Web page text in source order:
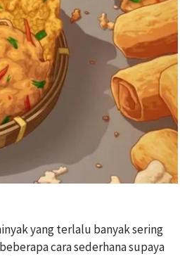
yang terlalu banyak sering
cara sederhana supaya